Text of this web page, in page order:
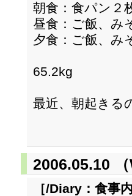
朝食：食パン２
昼食：ご飯、み
夕食：ご飯、み
65.2kg
最近、朝起きる
2006.05.10 （
［/Diary： 食事